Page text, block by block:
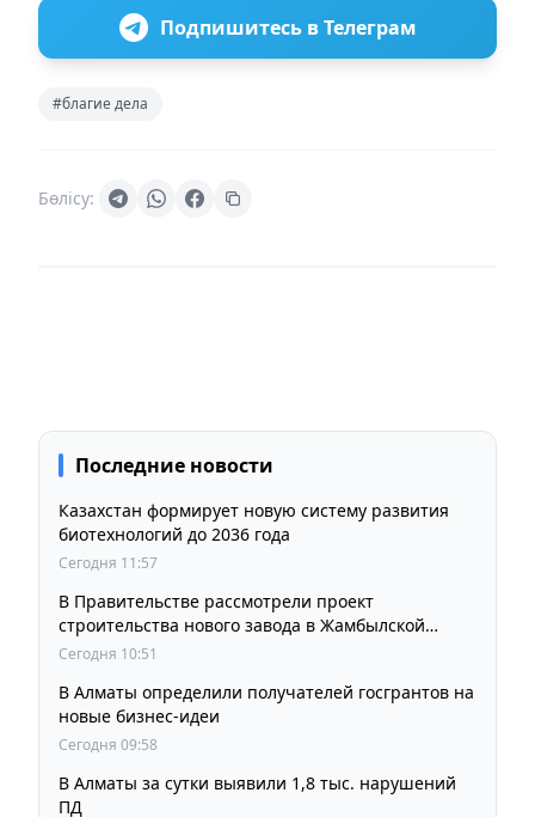
Подпишитесь в Телеграм
#благие дела
Бөлісу:
Последние новости
Казахстан формирует новую систему развития
биотехнологий до 2036 года
Сегодня 11:57
В Правительстве рассмотрели проект
строительства нового завода в Жамбылской
области
Сегодня 10:51
В Алматы определили получателей госгрантов на
новые бизнес-идеи
Сегодня 09:58
В Алматы за сутки выявили 1,8 тыс. нарушений
ПД